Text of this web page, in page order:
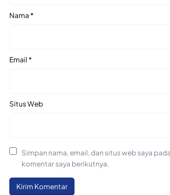
Nama *
Email *
Situs Web
Simpan nama, email, dan situs web saya
komentar saya berikutnya.